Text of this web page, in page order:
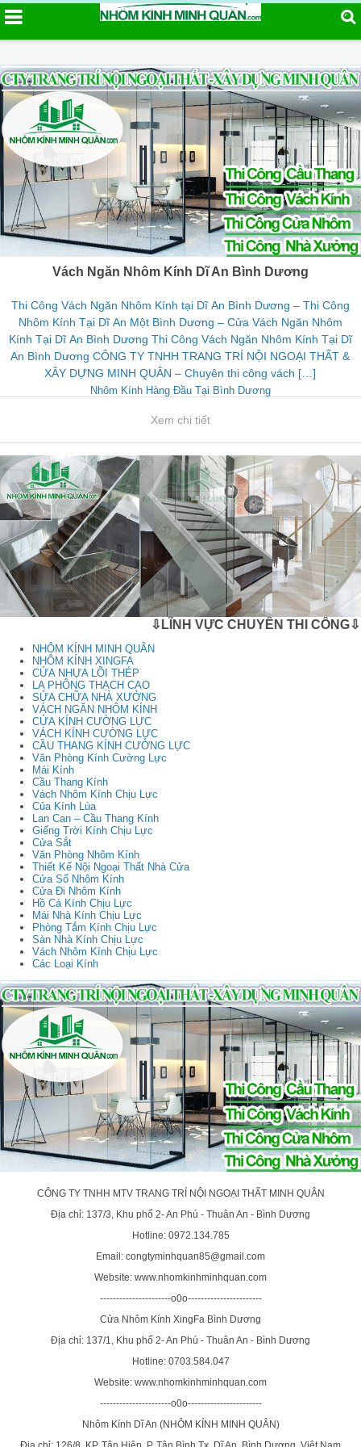
Vách Ngăn Nhôm Kính Dĩ An Bình Dương
Thi Công Vách Ngăn Nhôm Kính tại Dĩ An Bình Dương – Thi Công
Nhôm Kính Tại Dĩ An Một Bình Dương – Cửa Vách Ngăn Nhôm
Kính Tại Dĩ An Bình Dương Thi Công Vách Ngăn Nhôm Kính Tại Dĩ
An Bình Dương CÔNG TY TNHH TRANG TRÍ NỘI NGOẠI THẤT &
XÂY DỰNG MINH QUÂN – Chuyên thi công vách […]
Nhôm Kính Hàng Đầu Tại Bình Dương
Xem chi tiết
⇩LĨNH VỰC CHUYÊN THI CÔNG⇩
NHÔM KÍNH MINH QUÂN
NHÔM KÍNH XINGFA
CỬA NHỰA LÕI THÉP
LA PHÔNG THẠCH CAO
SỬA CHỮA NHÀ XƯỞNG
VÁCH NGĂN NHÔM KÍNH
CỬA KÍNH CƯỜNG LỰC
VÁCH KÍNH CƯỜNG LỰC
CẦU THANG KÍNH CƯỜNG LỰC
Văn Phòng Kính Cường Lực
Mái Kính
Cầu Thang Kính
Vách Nhôm Kính Chịu Lực
Của Kính Lùa
Lan Can – Cầu Thang Kính
Giếng Trời Kính Chịu Lực
Cửa Sắt
Văn Phòng Nhôm Kính
Thiết Kế Nội Ngoại Thất Nhà Cửa
Cửa Sổ Nhôm Kính
Cửa Đi Nhôm Kính
Hồ Cá Kính Chịu Lực
Mái Nhà Kính Chịu Lực
Phòng Tắm Kính Chịu Lực
Sàn Nhà Kính Chịu Lực
Vách Nhôm Kính Chịu Lực
Các Loại Kính
CÔNG TY TNHH MTV TRANG TRÍ NỘI NGOẠI THẤT MINH QUÂN
Địa chỉ: 137/3, Khu phố 2- An Phú - Thuân An - Bình Dương
Hotline: 0972.134.785
Email: congtyminhquan85@gmail.com
Website: www.nhomkinhminhquan.com
----------------------o0o-----------------------
Cửa Nhôm Kính XingFa Bình Dương
Địa chỉ: 137/1, Khu phố 2- An Phú - Thuân An - Bình Dương
Hotline: 0703.584.047
Website: www.nhomkinhminhquan.com
----------------------o0o-----------------------
Nhôm Kính Dĩ An (NHÔM KÍNH MINH QUÂN)